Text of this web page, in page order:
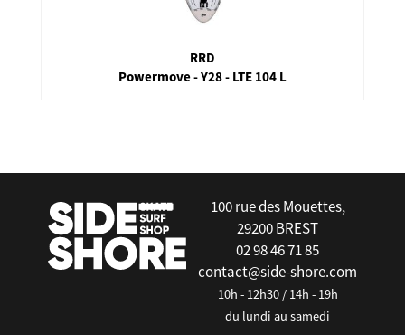
RRD
Powermove - Y28 - LTE 104 L
100 rue des Mouettes,
29200 BREST
02 98 46 71 85
contact@side-shore.com
10h - 12h30 / 14h - 19h
du lundi au samedi